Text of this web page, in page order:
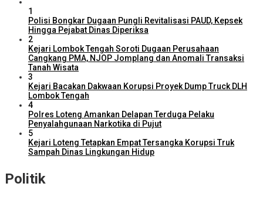
1
Polisi Bongkar Dugaan Pungli Revitalisasi PAUD, Kepsek
Hingga Pejabat Dinas Diperiksa
2
Kejari Lombok Tengah Soroti Dugaan Perusahaan
Cangkang PMA, NJOP Jomplang dan Anomali Transaksi
Tanah Wisata
3
Kejari Bacakan Dakwaan Korupsi Proyek Dump Truck DLH
Lombok Tengah
4
Polres Loteng Amankan Delapan Terduga Pelaku
Penyalahgunaan Narkotika di Pujut
5
Kejari Loteng Tetapkan Empat Tersangka Korupsi Truk
Sampah Dinas Lingkungan Hidup
Politik